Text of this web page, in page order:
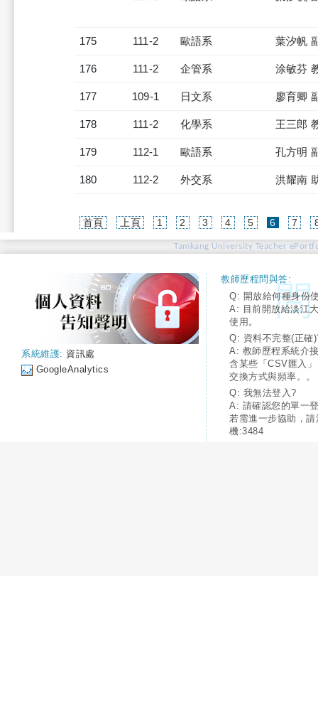
175 111-2 歐語系 葉汐帆
176 111-2 企管系 涂敏芬
177 109-1 日文系 廖育卿
178 111-2 化學系 王三郎
179 112-1 歐語系 孔方明
180 112-2 外交系 洪耀南
首頁 上頁 1 2 3 4 5 6(current)
7
Tamkang University Teacher
系統維護: 資訊處
GoogleAnalytics
教師歷程問與答:
Q: 開放給何種身份
A: 目前開放給淡江
使用。
Q: 資料不完整(正確
A: 教師歷程系統介
含某些「CSV匯入
交換方式與頻率。。
Q: 我無法登入?
A: 請確認您的單一
若需進一步協助，
機:3484